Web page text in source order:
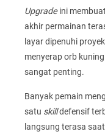
Upgradeini
akhir permainan
layar dipenuhi
menyerap orb
sangat penting.
Banyak pemain
satu skilldefensif
langsung terasa